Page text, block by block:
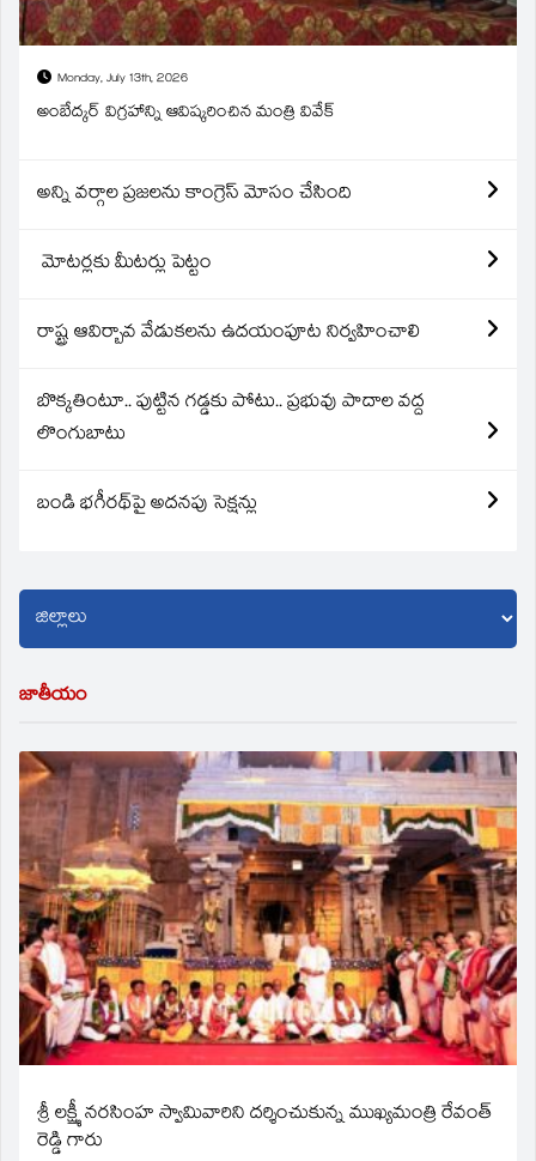
Monday, July 13th, 2026
అంబేద్కర్ విగ్రహాన్ని ఆవిష్కరించిన మంత్రి వివేక్
అన్ని వర్గాల ప్రజలను కాంగ్రెస్ మోసం చేసింది
మోటర్లకు మీటర్లు పెట్టం
రాష్ట్ర ఆవిర్బావ వేడుకలను ఉదయంపూట నిర్వహించాలి
బొక్కతింటూ.. పుట్టిన గడ్డకు పోటు.. ప్రభువు పాదాల వద్ద
లొంగుబాటు
బండి భగీరథ్‌పై అదనపు సెక్షన్లు
జాతీయం
శ్రీ లక్ష్మీ నరసింహ స్వామివారిని దర్శించుకున్న ముఖ్యమంత్రి రేవంత్
రెడ్డి గారు